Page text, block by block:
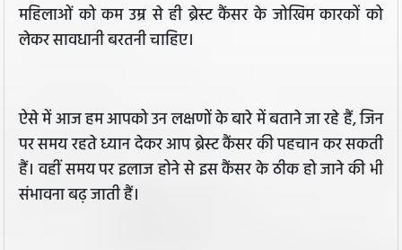
महिलाओं को कम उम्र से ही ब्रेस्ट कैंसर के जोखिम कारकों को
लेकर सावधानी बरतनी चाहिए।
ऐसे में आज हम आपको उन लक्षणों के बारे में बताने जा रहे हैं, जिन
पर समय रहते ध्यान देकर आप ब्रेस्ट कैंसर की पहचान कर सकती
हैं। वहीं समय पर इलाज होने से इस कैंसर के ठीक हो जाने की भी
संभावना बढ़ जाती हैं।